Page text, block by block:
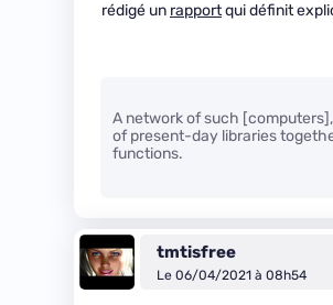
rédigé un rapportqui définit
A network of such
of present-day libraries
functions.
tmtisfree
Le 06/04/2021 à 08h54